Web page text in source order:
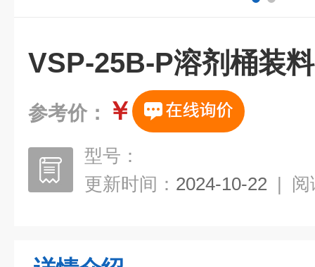
VSP-25B-P溶剂桶装
参考价： ￥
型号：
更新时间： 2024-10-22 | 阅